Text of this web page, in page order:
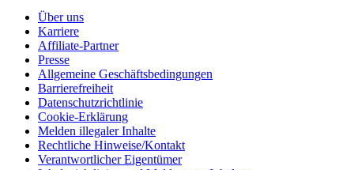
Über uns
Karriere
Affiliate-Partner
Presse
Allgemeine Geschäftsbedingungen
Barrierefreiheit
Datenschutzrichtlinie
Cookie-Erklärung
Melden illegaler Inhalte
Rechtliche Hinweise/Kontakt
Verantwortlicher Eigentümer